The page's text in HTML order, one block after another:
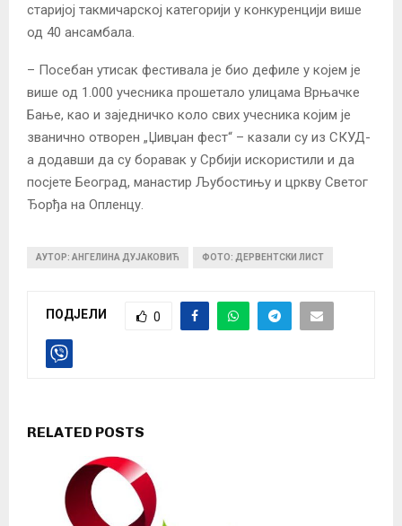
старијој такмичарској категорији у конкуренцији више
од 40 ансамбала.
– Посебан утисак фестивала је био дефиле у којем је
више од 1.000 учесника прошетало улицама Врњачке
Бање, као и заједничко коло свих учесника којим је
званично отворен „Џивџан фест“ – казали су из СКУД-
а додавши да су боравак у Србији искористили и да
посјете Београд, манастир Љубостињу и цркву Светог
Ђорђа на Опленцу.
АУТОР: АНГЕЛИНА ДУЈАКОВИЋ ФОТО: ДЕРВЕНТСКИ ЛИСТ
ПОДЈЕЛИ 0
RELATED POSTS